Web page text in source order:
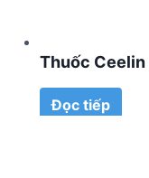
Thuốc Ceelin
Đọc tiếp